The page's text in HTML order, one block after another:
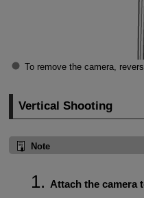
To remove the camera,
Vertical Shooting
Note
Attach the camera